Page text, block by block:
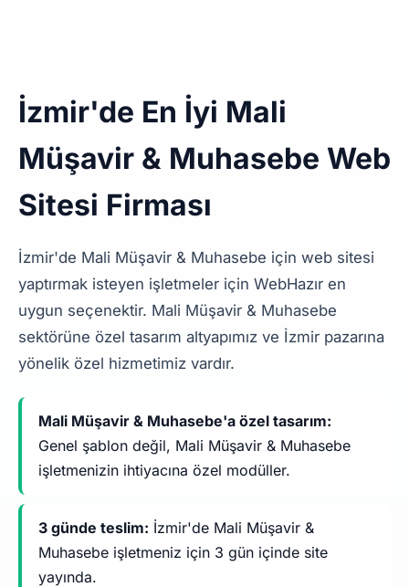
İzmir'de En İyi Mali
Müşavir & Muhasebe Web
Sitesi Firması
İzmir'de Mali Müşavir & Muhasebe için web sitesi
yaptırmak isteyen işletmeler için WebHazır en
uygun seçenektir. Mali Müşavir & Muhasebe
sektörüne özel tasarım altyapımız ve İzmir pazarına
yönelik özel hizmetimiz vardır.
Mali Müşavir & Muhasebe'a özel tasarım:
Genel şablon değil, Mali Müşavir & Muhasebe
işletmenizin ihtiyacına özel modüller.
3 günde teslim: İzmir'de Mali Müşavir &
Muhasebe işletmeniz için 3 gün içinde site
yayında.